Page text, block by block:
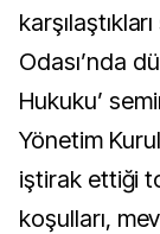
Odası’nda
Hukuku’
Yönetim
iştirak ettiği
koşulları,